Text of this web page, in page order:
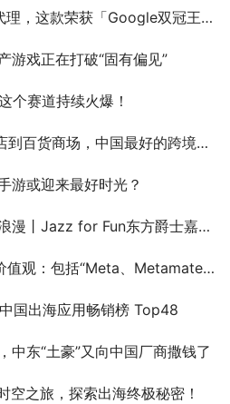
荣获「Google双冠王」的游戏要进国内了
游戏正在打破“固有偏见”
个赛道持续火爆！
场，中国最好的跨境独立站正在疯狂试探
游或迎来最好时光？
for Fun东方爵士嘉年华完美收官！
：包括“Meta、Metamates、Me”
国出海应用畅销榜 Top48
中东“土豪”又向中国厂商撒钱了
空之旅，探索出海终极秘密！